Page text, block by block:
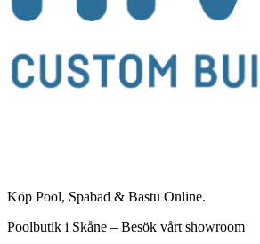
Köp Pool, Spabad & Bastu Online.
Poolbutik i Skåne – Besök vårt showroom